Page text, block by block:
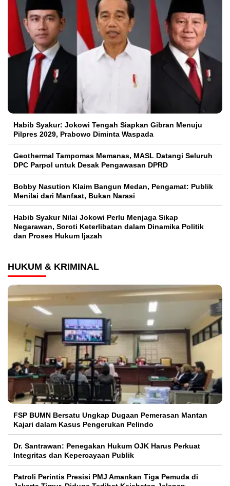
Habib Syakur: Jokowi Tengah Siapkan Gibran Menuju
Pilpres 2029, Prabowo Diminta Waspada
Geothermal Tampomas Memanas, MASL Datangi Seluruh
DPC Parpol untuk Desak Pengawasan DPRD
Bobby Nasution Klaim Bangun Medan, Pengamat: Publik
Menilai dari Manfaat, Bukan Narasi
Habib Syakur Nilai Jokowi Perlu Menjaga Sikap
Negarawan, Soroti Keterlibatan dalam Dinamika Politik
dan Proses Hukum Ijazah
HUKUM & KRIMINAL
FSP BUMN Bersatu Ungkap Dugaan Pemerasan Mantan
Kajari dalam Kasus Pengerukan Pelindo
Dr. Santrawan: Penegakan Hukum OJK Harus Perkuat
Integritas dan Kepercayaan Publik
Patroli Perintis Presisi PMJ Amankan Tiga Pemuda di